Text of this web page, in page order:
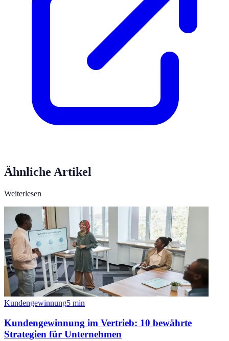
Ähnliche Artikel
Weiterlesen
Kundengewinnung5 min
Kundengewinnung im Vertrieb: 10 bewährte
Strategien für Unternehmen